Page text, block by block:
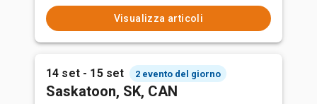
Visualizza articoli
14 set - 15 set 2 evento del giorno
Saskatoon, SK, CAN